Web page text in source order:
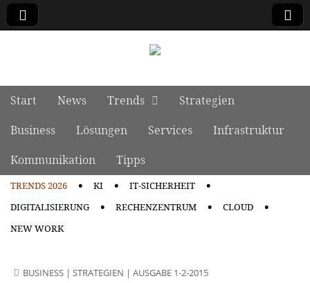
Main menu
Skip to content
Start News Trends
Strategien
Business
Lösungen Services
Infrastruktur
Kommunikation
Tipps
TRENDS 2026 KI
IT-SICHERHEIT
DIGITALISIERUNG
RECHENZENTRUM
CLOUD
NEW WORK
BUSINESS | STRATEGIEN | AUSGABE 1-2-2015